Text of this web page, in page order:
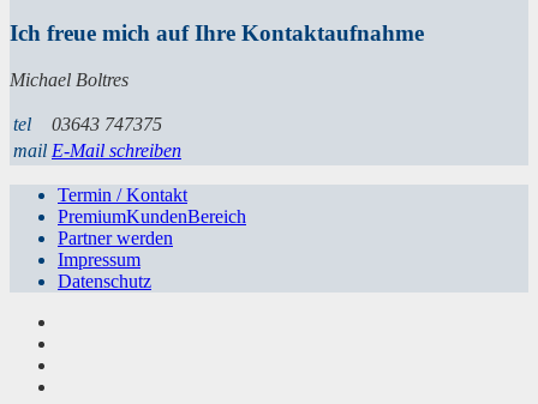
Ich freue mich auf Ihre Kontaktaufnahme
Michael Boltres
tel
03643 747375
mail E-Mail schreiben
Termin / Kontakt
PremiumKundenBereich
Partner werden
Impressum
Datenschutz